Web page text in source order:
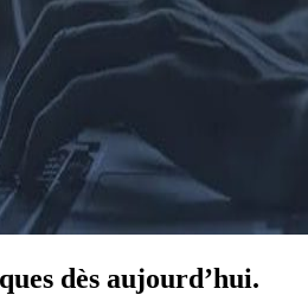
dès aujourd’hui.